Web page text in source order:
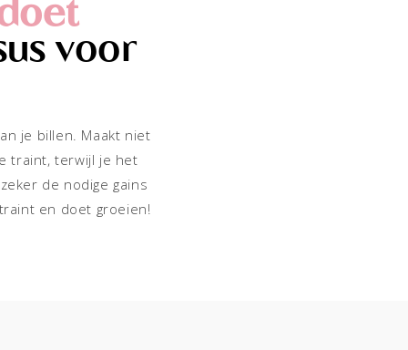
voor
je billen. Maakt niet
traint, terwijl je het
de nodige gains
en doet groeien!